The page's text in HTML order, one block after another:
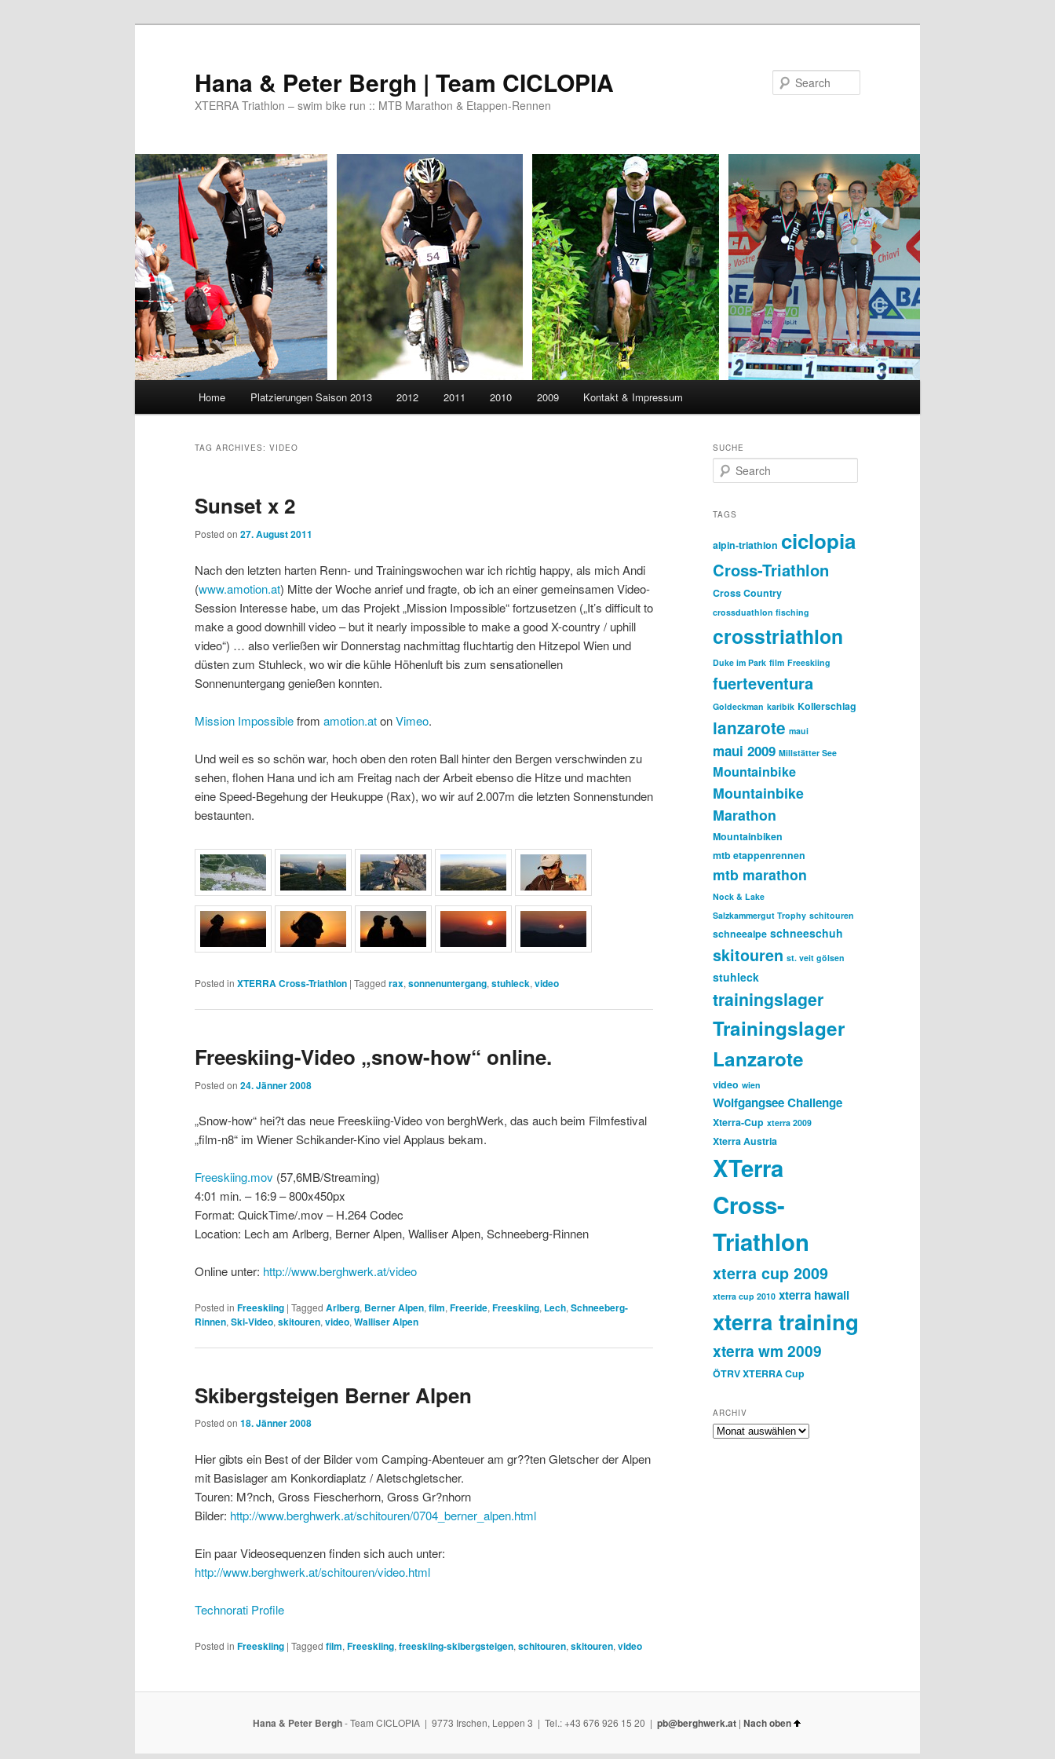
Hana & Peter Bergh | Team CICLOPIA
XTERRA Triathlon – swim bike run :: MTB Marathon & Etappen-Rennen
Home Platzierungen Saison 2013 2012 2011 2010 2009 Kontakt & Impressum
TAG ARCHIVES: VIDEO
Sunset x 2
Posted on 27. August 2011
Nach den letzten harten Renn- und Trainingswochen war ich richtig happy, als mich Andi
(www.amotion.at) Mitte der Woche anrief und fragte, ob ich an einer gemeinsamen Video-
Session Interesse habe, um das Projekt „Mission Impossible“ fortzusetzen („It’s difficult to
make a good downhill video – but it nearly impossible to make a good X-country / uphill
video“) … also verließen wir Donnerstag nachmittag fluchtartig den Hitzepol Wien und
düsten zum Stuhleck, wo wir die kühle Höhenluft bis zum sensationellen
Sonnenuntergang genießen konnten.
Mission Impossiblefrom amotion.atonVimeo.
Und weil es so schön war, hoch oben den roten Ball hinter den Bergen verschwinden zu
sehen, flohen Hana und ich am Freitag nach der Arbeit ebenso die Hitze und machten
eine Speed-Begehung der Heukuppe (Rax), wo wir auf 2.007m die letzten Sonnenstunden
bestaunten.
Posted in XTERRA Cross-Triathlon | Tagged rax, sonnenuntergang, stuhleck, video
Freeskiing-Video „snow-how“ online.
Posted on 24. Jänner 2008
„Snow-how“ hei?t das neue Freeskiing-Video von berghWerk, das auch beim Filmfestival
„film-n8“ im Wiener Schikander-Kino viel Applaus bekam.
Freeskiing.mov (57,6MB/Streaming)
4:01 min. – 16:9 – 800x450px
Format: QuickTime/.mov – H.264 Codec
Location: Lech am Arlberg, Berner Alpen, Walliser Alpen, Schneeberg-Rinnen
Online unter: http://www.berghwerk.at/video
Posted in Freeskiing | Tagged Arlberg, Berner Alpen, film, Freeride, Freeskiing, Lech, Schneeberg-
Rinnen, Ski-Video, skitouren, video, Walliser Alpen
Skibergsteigen Berner Alpen
Posted on 18. Jänner 2008
Hier gibts ein Best of der Bilder vom Camping-Abenteuer am gr??ten Gletscher der Alpen
mit Basislager am Konkordiaplatz / Aletschgletscher.
Touren: M?nch, Gross Fiescherhorn, Gross Gr?nhorn
Bilder: http://www.berghwerk.at/schitouren/0704_berner_alpen.html
Ein paar Videosequenzen finden sich auch unter:
http://www.berghwerk.at/schitouren/video.html
Technorati Profile
Posted in Freeskiing | Tagged film, Freeskiing, freeskiing-skibergsteigen, schitouren, skitouren, video
SUCHE
e
r
h
TAGS
alpin-triathlon ciclopia
Cross-Triathlon
Cross Country
crossduathlon fisching
crosstriathlon
Duke im Park film Freeskiing
fuerteventura
Goldeckman karibik Kollerschlag
lanzarote maui
maui 2009 Millstätter See
Mountainbike
Mountainbike
Marathon
Mountainbiken
mtb etappenrennen
mtb marathon
Nock & Lake
Salzkammergut Trophy schitouren
schneealpe schneeschuh
skitouren st. veit gölsen
stuhleck
trainingslager
Trainingslager
Lanzarote
video wien
Wolfgangsee Challenge
Xterra-Cup xterra 2009
Xterra Austria
XTerra
Cross-
Triathlon
xterra cup 2009
xterra cup 2010 xterra hawaii
xterra training
xterra wm 2009
ÖTRV XTERRA Cup
ARCHIV
ARCHIV
Hana & Peter Bergh- Team CICLOPIA | 9773 Irschen, Leppen 3 | Tel.: +43 676 926 15 20 | pb@berghwerk.at | Nach oben